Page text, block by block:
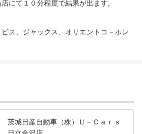
にて１０分程度で結果が出ます。
ス、ジャックス、オリエントコ－ポレ
茨城日産自動車（株）Ｕ－Ｃａｒｓ